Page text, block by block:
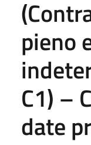
pieno
C1) –
date